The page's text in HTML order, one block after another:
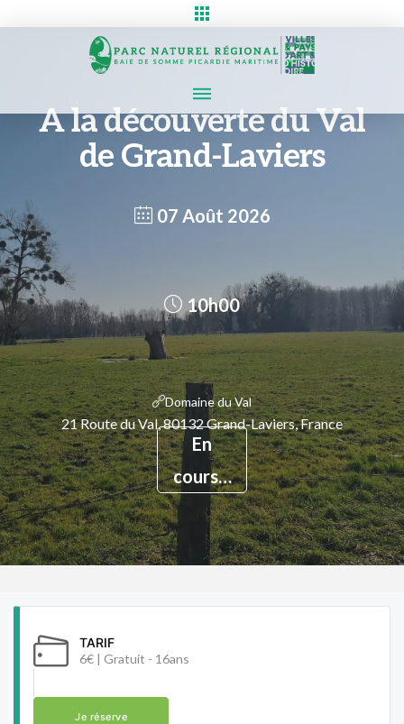
A la découverte du Val
de Grand-Laviers
07 Août 2026
En
cours…
10h00
Domaine du Val
21 Route du Val, 80132 Grand-Laviers, France
TARIF
6€ | Gratuit - 16ans
Je réserve